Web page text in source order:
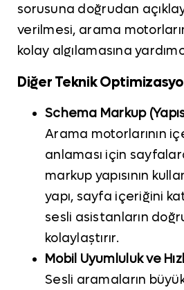
sorusuna doğrudan
verilmesi, arama
kolay algılamasına
Diğer Teknik
Schema Markup
Arama motorlarının
anlaması için
markup yapısının
yapı, sayfa içeriğini
sesli asistanların
kolaylaştırır.
Mobil Uyumluluk ve
Sesli aramaların büyük